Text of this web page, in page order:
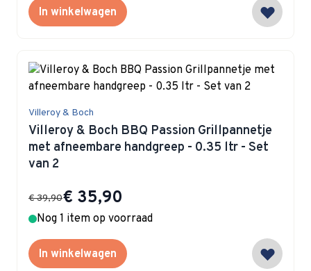
In winkelwagen
Villeroy & Boch
Villeroy & Boch BBQ Passion Grillpannetje
met afneembare handgreep - 0.35 ltr - Set
van 2
Special Price
€ 35,90
€ 39,90
Nog 1 item op voorraad
In winkelwagen